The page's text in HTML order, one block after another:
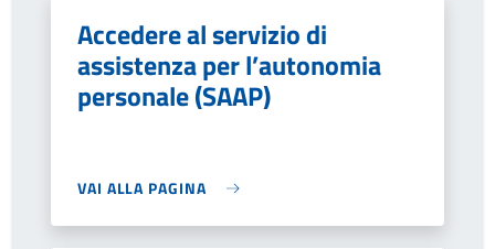
Accedere al servizio di
assistenza per l’autonomia
personale (SAAP)
VAI ALLA PAGINA